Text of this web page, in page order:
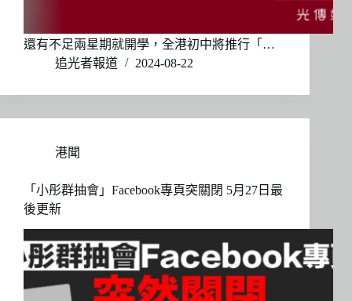
還有不足兩星期就開學，全港初中將推行「…
追光者報道
2024-08-22
港聞
「小彤群抽會」Facebook專頁突關閉 5月27日最
後更新